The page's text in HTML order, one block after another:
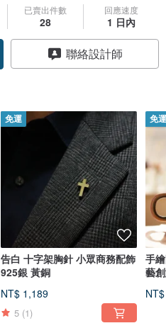
已賣出件數
28
回應速度
1 日內
聯絡設計師
免運
告白 十字架胸針 小眾商務配飾
925銀 黃銅
NT$ 1,189
5 (1)
免
手
藝